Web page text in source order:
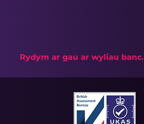
Rydym ar gau ar wyliau banc.